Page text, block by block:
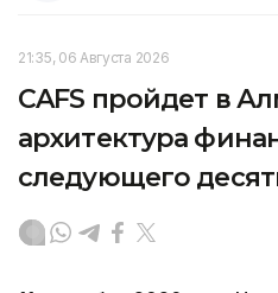
21:35, 06 Августа 2026
CAFS пройдет в
архитектура
следующего